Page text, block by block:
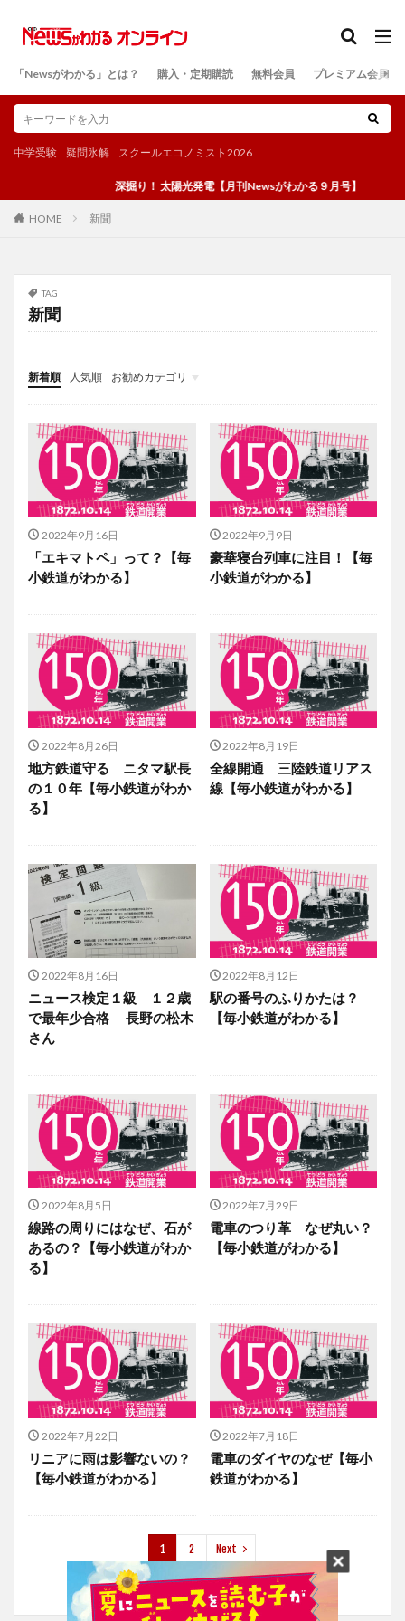
「Newsがわかる」とは？ 購入・定期購読 無料会員 プレミアム会員
中学受験 疑問氷解 スクールエコノミスト2026
深掘り！ 太陽光発電【月刊Newsがわかる９月号】
HOME 新聞
TAG
新聞
新着順 人気順
お勧めカテゴリ
投稿
学び
マンガ
電子書籍
2022年9月16日
「エキマトペ」って？【毎
小鉄道がわかる】
2022年9月9日
豪華寝台列車に注目！【毎
小鉄道がわかる】
2022年8月26日
地方鉄道守る ニタマ駅長
の１０年【毎小鉄道がわか
る】
2022年8月19日
全線開通 三陸鉄道リアス
線【毎小鉄道がわかる】
2022年8月16日
ニュース検定１級 １２歳
で最年少合格 長野の松木
さん
2022年8月12日
駅の番号のふりかたは？
【毎小鉄道がわかる】
2022年8月5日
線路の周りにはなぜ、石が
あるの？【毎小鉄道がわか
る】
2022年7月29日
電車のつり革 なぜ丸い？
【毎小鉄道がわかる】
2022年7月22日
リニアに雨は影響ないの？
【毎小鉄道がわかる】
2022年7月18日
電車のダイヤのなぜ【毎小
鉄道がわかる】
1 2 Next
検索